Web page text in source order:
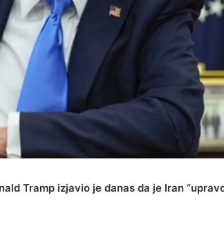
Tramp izjavio je danas da je Iran